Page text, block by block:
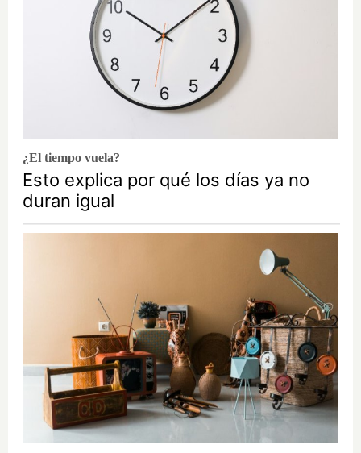
¿El tiempo vuela?
Esto explica por qué los días ya no
duran igual